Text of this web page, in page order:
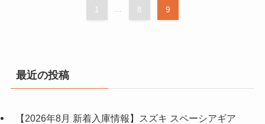
1 ... 8 9
最近の投稿
【2026年8月 新着入庫情報】スズキ スペーシアギア